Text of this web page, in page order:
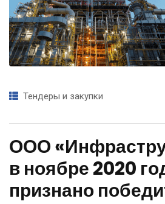
выполнение
по
сервису
ТП и КИП и
объектах
Тендеры и закупки
ООО
в ноябре 2020
признано